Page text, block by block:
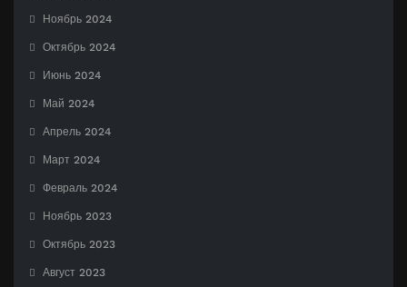
Ноябрь 2024
Октябрь 2024
Июнь 2024
Май 2024
Апрель 2024
Март 2024
Февраль 2024
Ноябрь 2023
Октябрь 2023
Август 2023